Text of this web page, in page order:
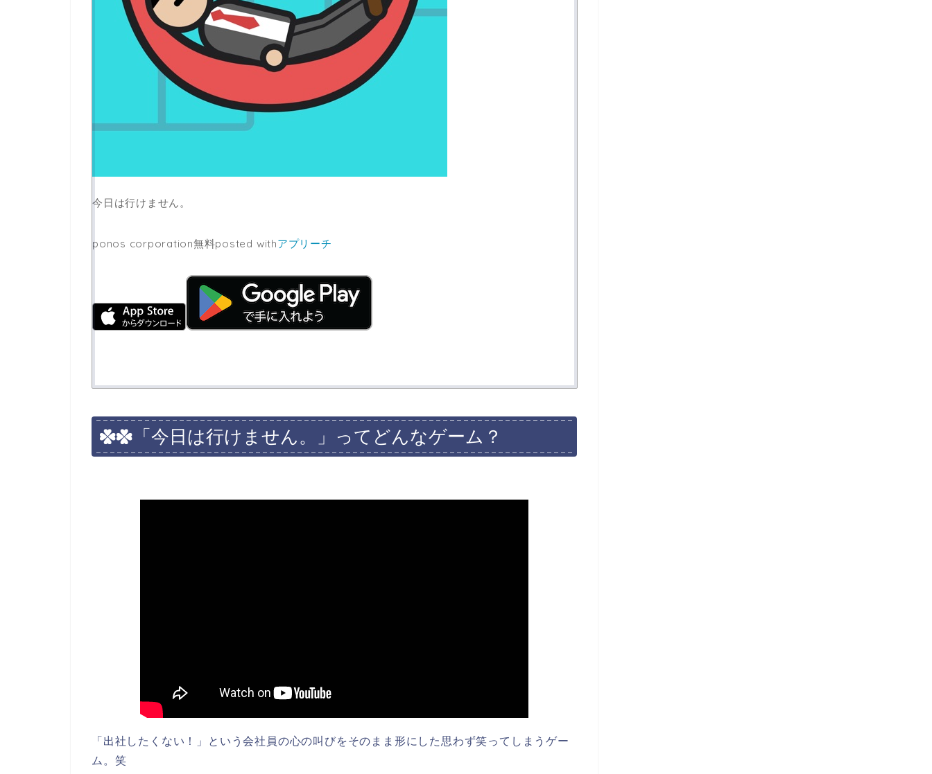
今日は行けません。
ponos corporation無料posted withアプリーチ
「今日は行けません。」ってどんなゲーム？
「出社したくない！」という会社員の心の叫びをそのまま形にした思わず笑ってしまうゲー
ム。笑